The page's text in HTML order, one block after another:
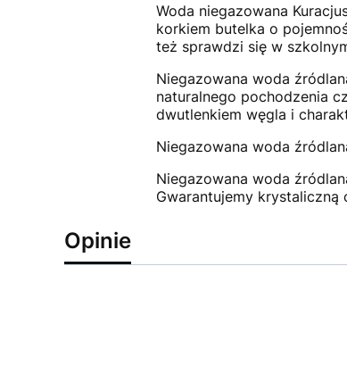
Woda niegazowana
korkiem butelka o
też sprawdzi się w
Niegazowana woda
naturalnego pochodzenia
dwutlenkiem węgla i
Niegazowana woda
Niegazowana woda
Gwarantujemy
Opinie